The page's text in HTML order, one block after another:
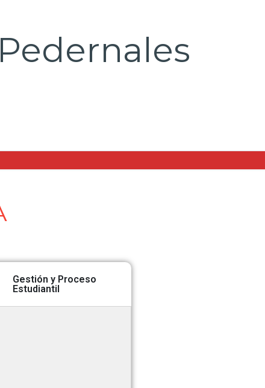
Gestión y Proceso
Estudiantil